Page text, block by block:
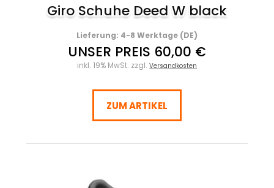
Giro Schuhe Deed W black
Lieferung: 4-8 Werktage (DE)
UNSER PREIS 60,00 €
inkl. 19% MwSt. zzgl. Versandkosten
ZUM ARTIKEL